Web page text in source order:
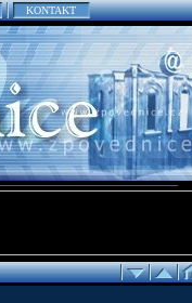
KONTAKT